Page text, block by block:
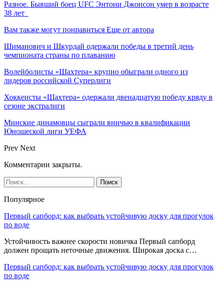
Разное. Бывший боец UFC Энтони Джонсон умер в возрасте
38 лет
Вам также могут понравиться Еще от автора
Шиманович и Шкурдай одержали победы в третий день
чемпионата страны по плаванию
Волейболисты «Шахтера» крупно обыграли одного из
лидеров российской Суперлиги
Хоккеисты «Шахтера» одержали двенадцатую победу кряду в
сезоне экстралиги
Минские динамовцы сыграли вничью в квалификации
Юношеской лиги УЕФА
Prev Next
Комментарии закрыты.
Популярное
Первый сапборд: как выбрать устойчивую доску для прогулок
по воде
Устойчивость важнее скорости новичка Первый сапборд
должен прощать неточные движения. Широкая доска с…
Первый сапборд: как выбрать устойчивую доску для прогулок
по воде